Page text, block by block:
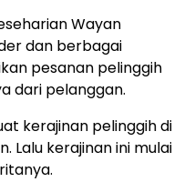
Wayan
dan berbagai
pesanan pelinggih
dari pelanggan.
kerajinan pelinggih di
Lalu kerajinan ini mulai